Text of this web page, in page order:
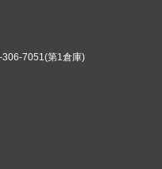
7051(第1倉庫)